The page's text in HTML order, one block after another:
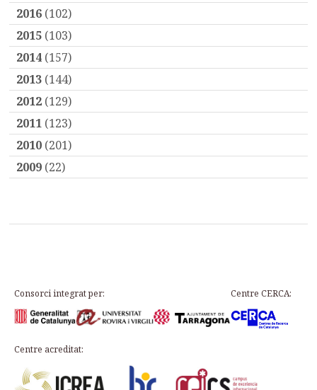
2016 (102)
2015 (103)
2014 (157)
2013 (144)
2012 (129)
2011 (123)
2010 (201)
2009 (22)
Consorci integrat per: Centre CERCA:
Centre acreditat: